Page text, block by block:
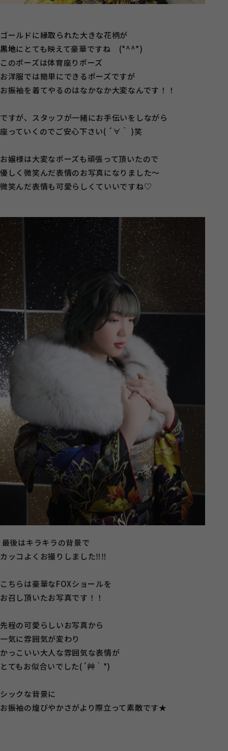
ゴールドに縁取られた大きな花柄が
黒地にとても映えて豪華ですね (*^^*)
このポーズは体育座りポーズ
お洋服では簡単にできるポーズですが
お振袖を着てやるのはなかなか大変なんです！！
ですが、スタッフが一緒にお手伝いをしながら
座っていくのでご安心下さい( ´∀｀ )笑
お嬢様は大変なポーズも頑張って頂いたので
優しく微笑んだ表情のお写真になりました～
微笑んだ表情も可愛らしくていいですね♡
最後はキラキラの背景で
カッコよくお撮りしました‼‼
こちらは豪華なFOXショールを
お召し頂いたお写真です！！
先程の可愛らしいお写真から
一気に雰囲気が変わり
かっこいい大人な雰囲気な表情が
とてもお似合いでした(´艸｀*)
シックな背景に
お振袖の煌びやかさがより際立って素敵です★